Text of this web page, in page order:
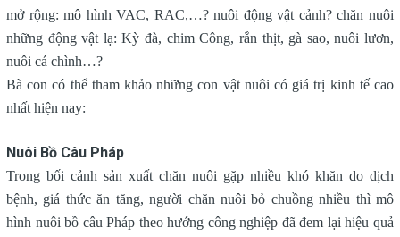
mở rộng: mô hình VAC, RAC,…? nuôi động vật cảnh? chăn nuôi
những động vật lạ: Kỳ đà, chim Công, rắn thịt, gà sao, nuôi lươn,
nuôi cá chình…?
Bà con có thể tham khảo những con vật nuôi có giá trị kinh tế cao
nhất hiện nay:
Nuôi Bồ Câu Pháp
Trong bối cảnh sản xuất chăn nuôi gặp nhiều khó khăn do dịch
bệnh, giá thức ăn tăng, người chăn nuôi bỏ chuồng nhiều thì mô
hình nuôi bồ câu Pháp theo hướng công nghiệp đã đem lại hiệu quả